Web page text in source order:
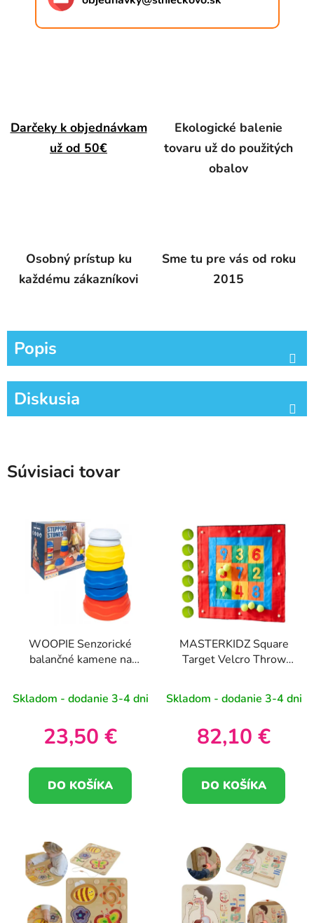
Darčeky k objednávkam
už od 50€
Ekologické balenie
tovaru už do použitých
obalov
Osobný prístup ku
každému zákazníkovi
Sme tu pre vás od roku
2015
Popis
Diskusia
Súvisiaci tovar
WOOPIE Senzorické
balančné kamene na
ks
Skladom - dodanie 3-4 dni
23,50 €
DO KOŠÍKA
MASTERKIDZ Square
Target Velcro Throw
Skladom - dodanie 3-4 dni
82,10 €
DO KOŠÍKA